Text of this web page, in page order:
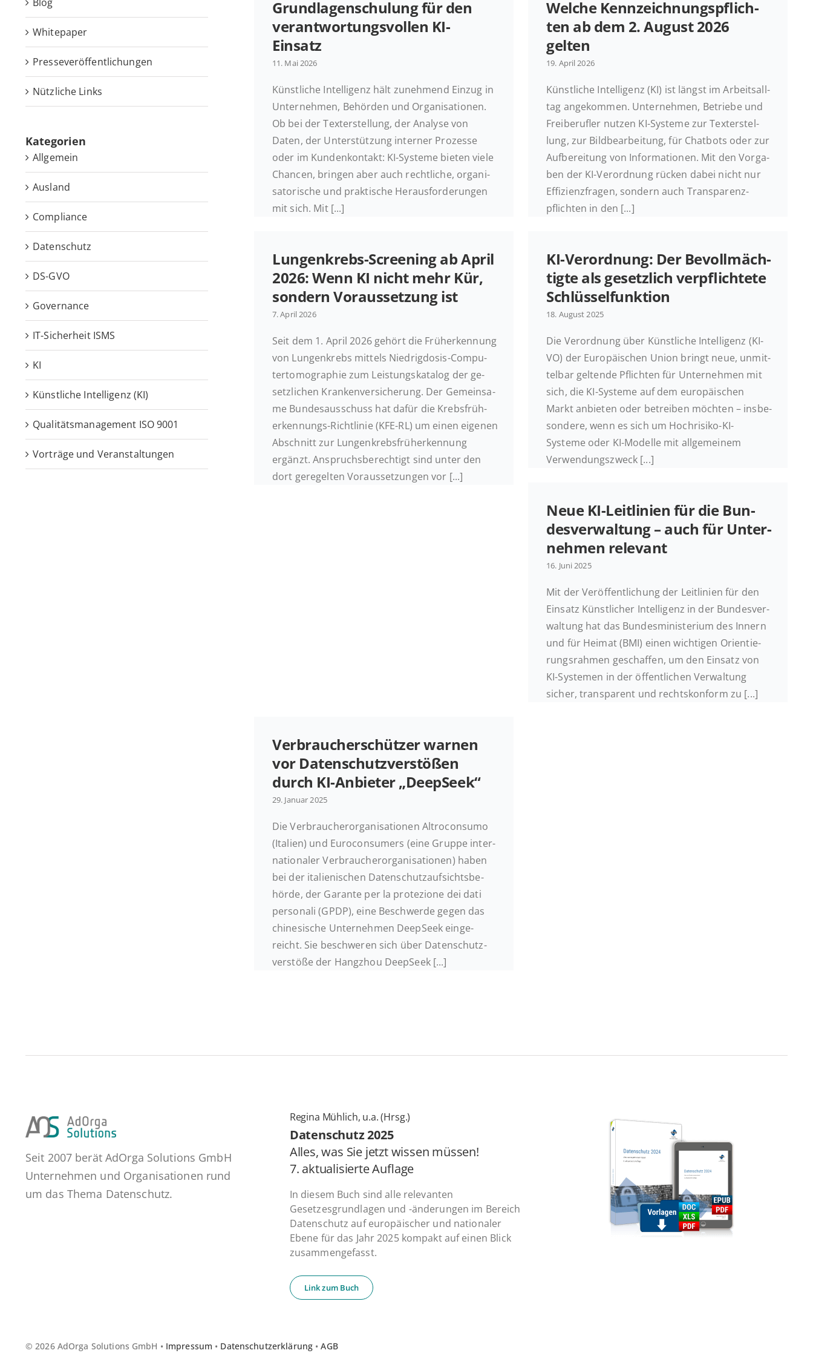
Grund­la­gen­schu­lung für den
ver­ant­wor­tungs­vol­len KI-
Einsatz
11. Mai 2026
Künst­li­che In­tel­li­genz hält zu­neh­mend Einzug in
Un­ter­neh­men, Be­hör­den und Or­ga­ni­sa­tio­nen.
Ob bei der Tex­terstel­lung, der Analyse von
Daten, der Un­ter­stüt­zung in­ter­ner Pro­zes­se
oder im Kun­den­kon­takt: KI-Systeme bieten viele
Chancen, bringen aber auch recht­li­che, or­ga­ni­
sa­to­ri­sche und prak­ti­sche Her­aus­for­de­run­gen
mit sich. Mit [...]
Welche Kenn­zeich­nungs­pflich­
ten ab dem 2. August 2026
gelten
19. April 2026
Künst­li­che In­tel­li­genz (KI) ist längst im Ar­beits­all­
tag an­ge­kom­men. Un­ter­neh­men, Be­trie­be und
Frei­be­ruf­ler nutzen KI-Systeme zur Tex­terstel­
lung, zur Bild­be­ar­bei­tung, für Chat­bots oder zur
Auf­be­rei­tung von In­for­ma­tio­nen. Mit den Vor­ga­
ben der KI-Ver­ord­nung rücken dabei nicht nur
Ef­fi­zi­enz­fra­gen, sondern auch Trans­pa­renz­
pflich­ten in den [...]
Lun­­gen­­krebs-Scree­­ning ab April
2026: Wenn KI nicht mehr Kür,
sondern Vor­aus­set­zung ist
7. April 2026
Seit dem 1. April 2026 gehört die Früh­erken­nung
von Lun­gen­krebs mittels Nied­rig­do­sis-Com­pu­
ter­to­mo­gra­phie zum Leis­tungs­ka­ta­log der ge­
setz­li­chen Kran­ken­ver­si­che­rung. Der Ge­mein­sa­
me Bun­des­aus­schuss hat dafür die Krebs­früh­
erken­nungs-Richt­li­nie (KFE-RL) um einen eigenen
Ab­schnitt zur Lun­gen­krebs­früh­erken­nung
ergänzt. An­spruchs­be­rech­tigt sind unter den
dort ge­re­gel­ten Vor­aus­set­zun­gen vor [...]
KI-Ver­­or­d­­nung: Der Be­voll­mäch­
tig­te als ge­setz­lich ver­pflich­te­te
Schlüsselfunktion
18. August 2025
Die Ver­ord­nung über Künst­li­che In­tel­li­genz (KI-
VO) der Eu­ro­päi­schen Union bringt neue, un­mit­
tel­bar gel­ten­de Pflich­ten für Un­ter­neh­men mit
sich, die KI-Systeme auf dem eu­ro­päi­schen
Markt an­bie­ten oder be­trei­ben möchten – ins­be­
son­de­re, wenn es sich um Hoch­ri­si­ko-KI-
Systeme oder KI-Modelle mit all­ge­mei­nem
Verwendungszweck [...]
Neue KI-Lei­t­­li­­ni­en für die Bun­
des­ver­wal­tung – auch für Un­ter­
neh­men relevant
16. Juni 2025
Mit der Ver­öf­fent­li­chung der Leit­li­ni­en für den
Einsatz Künst­li­cher In­tel­li­genz in der Bun­des­ver­
wal­tung hat das Bun­des­mi­nis­te­ri­um des Innern
und für Heimat (BMI) einen wich­ti­gen Ori­en­tie­
rungs­rah­men ge­schaf­fen, um den Einsatz von
KI-Sys­te­men in der öf­fent­li­chen Ver­wal­tung
sicher, trans­pa­rent und rechts­kon­form zu [...]
Ver­brau­cher­schüt­zer warnen
vor Da­ten­schutz­ver­stö­ßen
durch KI-An­­bie­­ter „Deep­Seek“
29. Januar 2025
Die Ver­brau­cher­or­ga­ni­sa­tio­nen Alt­ro­con­su­mo
(Italien) und Eu­ro­con­su­mers (eine Gruppe in­ter­
na­tio­na­ler Ver­brau­cher­or­ga­ni­sa­tio­nen) haben
bei der ita­lie­ni­schen Da­ten­schutz­auf­sichts­be­
hör­de, der Garante per la pro­te­zio­ne dei dati
per­so­na­li (GPDP), eine Be­schwer­de gegen das
chi­ne­si­sche Un­ter­neh­men Deep­Seek ein­ge­
reicht. Sie be­schwe­ren sich über Da­ten­schutz­
ver­stö­ße der Hang­zhou DeepSeek [...]
White­pa­per
Pres­se­ver­öf­fent­li­chun­gen
Nütz­li­che Links
Ka­te­go­rien
Allgemein
Ausland
Compliance
Datenschutz
DS-GVO
Governance
IT-Sicherheit ISMS
KI
Künstliche Intelligenz (KI)
Qualitätsmanagement ISO 9001
Vorträge und Veranstaltungen
Seit 2007 berät AdOrga Solutions GmbH
Unternehmen und Organisationen rund
um das Thema Datenschutz.
Regina Mühlich, u.a. (Hrsg.)
Daten­schutz 2025
Alles, was Sie jetzt wissen müssen!
7. ak­tua­li­sier­te Auflage
In diesem Buch sind alle relevanten
Gesetzesgrundlagen und -änderungen im Bereich
Datenschutz auf europäischer und nationaler
Ebene für das Jahr 2025 kompakt auf einen Blick
zusammengefasst.
Link zum Buch
© 2026 AdOrga Solutions GmbH • Impressum • Datenschutzerklärung •AGB